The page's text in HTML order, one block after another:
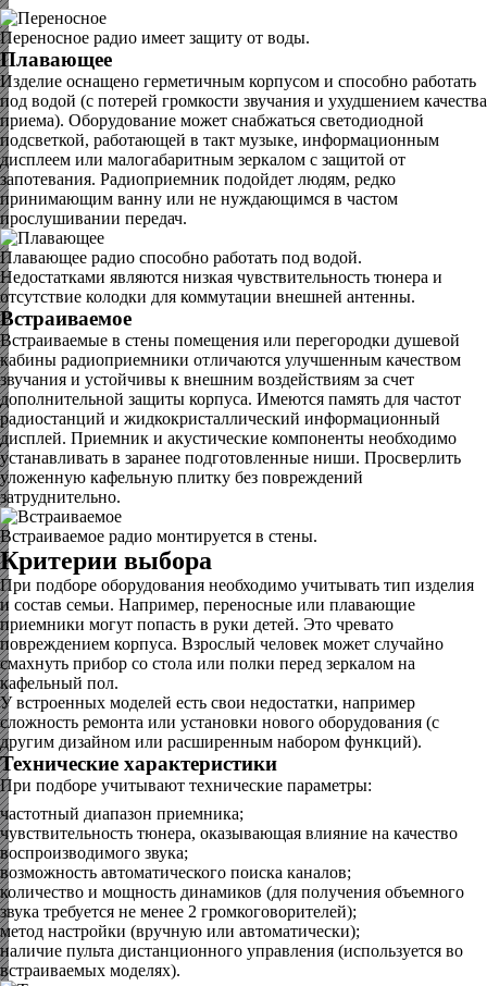
Переносное радио имеет защиту от воды.
Плавающее
Изделие оснащено герметичным корпусом и способно работать
под водой (с потерей громкости звучания и ухудшением качества
приема). Оборудование может снабжаться светодиодной
подсветкой, работающей в такт музыке, информационным
дисплеем или малогабаритным зеркалом с защитой от
запотевания. Радиоприемник подойдет людям, редко
принимающим ванну или не нуждающимся в частом
прослушивании передач.
Плавающее радио способно работать под водой.
Недостатками являются низкая чувствительность тюнера и
отсутствие колодки для коммутации внешней антенны.
Встраиваемое
Встраиваемые в стены помещения или перегородки душевой
кабины радиоприемники отличаются улучшенным качеством
звучания и устойчивы к внешним воздействиям за счет
дополнительной защиты корпуса. Имеются память для частот
радиостанций и жидкокристаллический информационный
дисплей. Приемник и акустические компоненты необходимо
устанавливать в заранее подготовленные ниши. Просверлить
уложенную кафельную плитку без повреждений
затруднительно.
Встраиваемое радио монтируется в стены.
Критерии выбора
При подборе оборудования необходимо учитывать тип изделия
и состав семьи. Например, переносные или плавающие
приемники могут попасть в руки детей. Это чревато
повреждением корпуса. Взрослый человек может случайно
смахнуть прибор со стола или полки перед зеркалом на
кафельный пол.
У встроенных моделей есть свои недостатки, например
сложность ремонта или установки нового оборудования (с
другим дизайном или расширенным набором функций).
Технические характеристики
При подборе учитывают технические параметры:
частотный диапазон приемника;
чувствительность тюнера, оказывающая влияние на качество
воспроизводимого звука;
возможность автоматического поиска каналов;
количество и мощность динамиков (для получения объемного
звука требуется не менее 2 громкоговорителей);
метод настройки (вручную или автоматически);
наличие пульта дистанционного управления (используется во
встраиваемых моделях).